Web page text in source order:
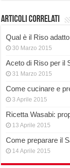
Articoli correlati
Qual è il Riso
30 Marzo 2015
Aceto di Riso per il
31 Marzo 2015
Come cucinare e
3 Aprile 2015
Ricetta Wasabi:
13 Aprile 2015
Come preparare il
14 Aprile 2015